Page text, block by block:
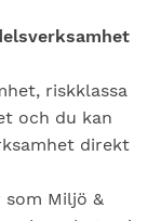
riskklassa
och du kan
direkt
Miljö &